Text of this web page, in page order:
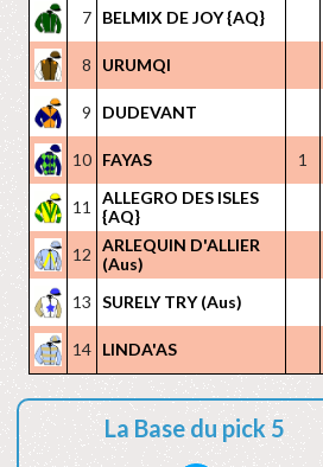
7 BELMIX DE JOY {AQ}
8 URUMQI
9 DUDEVANT
10 FAYAS 1
11
ALLEGRO DES ISLES
{AQ}
12 ARLEQUIN D'ALLIER
(Aus)
13 SURELY TRY (Aus)
14 LINDA'AS
La Base du pick 5